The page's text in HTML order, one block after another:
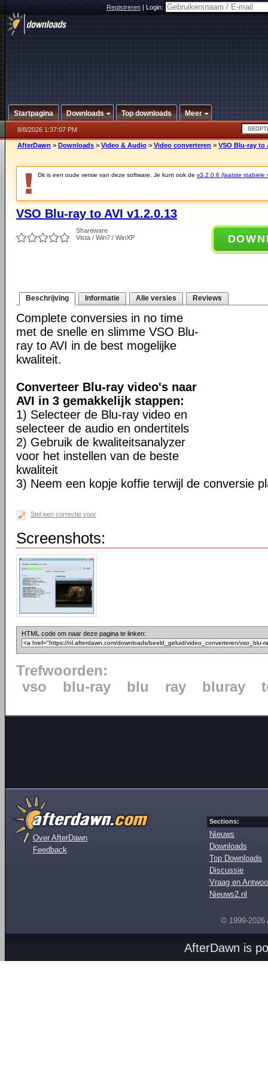
Registreren|Login:
Startpagina Downloads Top downloads Meer
8/8/2026 1:37:07 PM
AfterDawn > Downloads > Video & Audio > Video converteren > VSO Blu-ray to
Dit is een oude versie van deze software. Je kunt ook de v3.2.0.6 (laatste stabiele
VSO Blu-ray to AVI v1.2.0.13
Shareware
Vista / Win7 / WinXP
Beschrijving Informatie Alle versies Reviews
Complete conversies in no time
met de snelle en slimme VSO Blu-
ray to AVI in de best mogelijke
kwaliteit.
Converteer Blu-ray video's naar
AVI in 3 gemakkelijk stappen:
1) Selecteer de Blu-ray video en
selecteer de audio en ondertitels
2) Gebruik de kwaliteitsanalyzer
voor het instellen van de beste
kwaliteit
3) Neem een kopje koffie terwijl de conversie
Stel een correctie voor
Screenshots:
HTML code om naar deze pagina te linken:
Trefwoorden:
vso
blu-ray blu ray bluray
Over AfterDawn
Feedback
Sections:
Nieuws
Downloads
Top Downloads
Discussie
Vraag en
Nieuws2.nl
© 1999-2026
AfterDawn is